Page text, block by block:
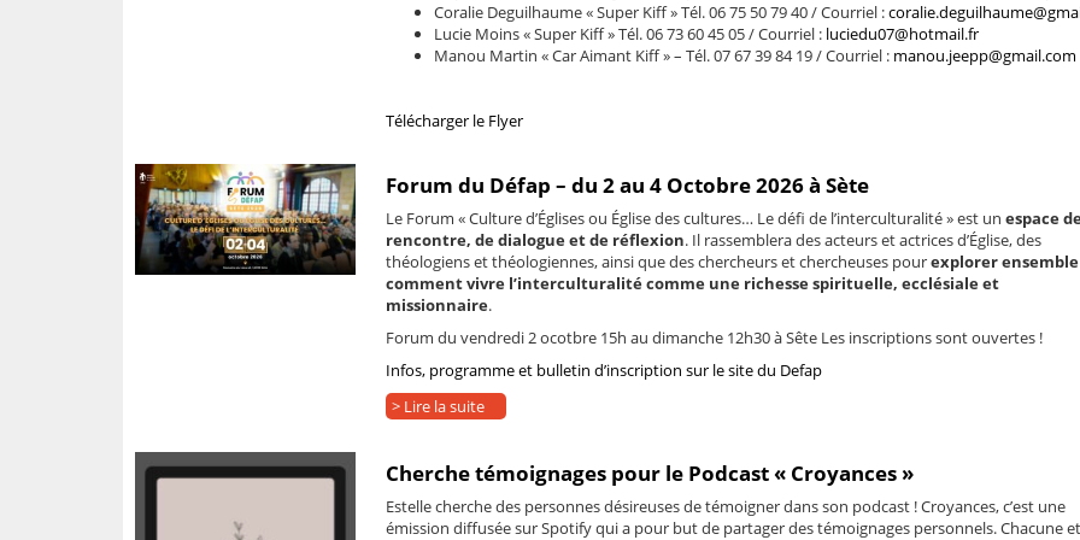
Coralie Deguilhaume « Super Kiff » Tél. 06 75 50 79 40 / Courriel :
Lucie Moins « Super Kiff » Tél. 06 73 60 45 05 / Courriel : luciedu07@hotmail.fr
Manou Martin « Car Aimant Kiff » – Tél. 07 67 39 84 19 / Courriel : manou.jeepp@gmail.com
Télécharger le Flyer
Forum du Défap – du 2 au 4 Octobre 2026 à Sète
Le Forum « Culture d’Églises ou Église des cultures… Le défi de l’interculturalité » est unespace
rencontre, de dialogue et de réflexion. Il rassemblera des acteurs et actrices d’Église, des
théologiens et théologiennes, ainsi que des chercheurs et chercheuses pourexplorer ensemble
comment vivre l’interculturalité comme une richesse spirituelle, ecclésiale et
missionnaire.
Forum du vendredi 2 ocotbre 15h au dimanche 12h30 à Sête Les inscriptions sont ouvertes !
Infos, programme et bulletin d’inscription sur le site du Defap
> Lire la suite
Cherche témoignages pour le Podcast « Croyances »
Estelle cherche des personnes désireuses de témoigner dans son podcast ! Croyances, c’est une
émission diffusée sur Spotify qui a pour but de partager des témoignages personnels. Chacune et